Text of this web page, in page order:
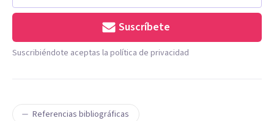
Suscríbete
Suscribiéndote aceptas la política de privacidad
Referencias bibliográficas